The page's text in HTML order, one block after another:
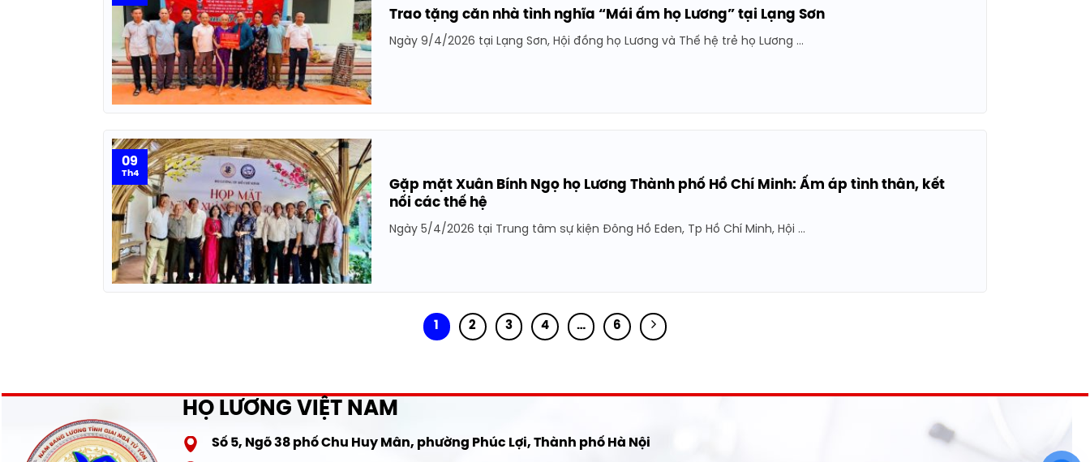
Trao tặng căn nhà tình nghĩa “Mái ấm họ Lương” tại Lạng Sơn
Ngày 9/4/2026 tại Lạng Sơn, Hội đồng họ Lương và Thế hệ trẻ họ Lương ...
Gặp mặt Xuân Bính Ngọ họ Lương Thành phố Hồ Chí Minh: Ấm áp tình thân, kết
nối các thế hệ
Ngày 5/4/2026 tại Trung tâm sự kiện Đông Hồ Eden, Tp Hồ Chí Minh, Hội ...
09
Th4
1 2 3 4 … 6
HỌ LƯƠNG VIỆT NAM
Số 5, Ngõ 38 phố Chu Huy Mân, phường Phúc Lợi, Thành phố Hà Nội